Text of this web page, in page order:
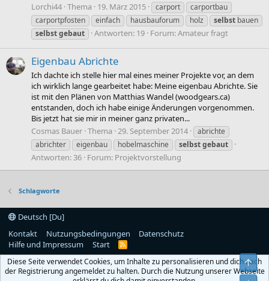
Lorchi44 Thema 19. März 2015 carport
carportbau
carportpfosten
einfach hausbauforum holz selbst bauen
selbstgebaut Antworten: 19 Forum:Amateur fragt
Eigenbau Abrichte
Ich dachte ich stelle hier mal eines meiner Projekte vor, an dem
ich wirklich lange gearbeitet habe: Meine eigenbau Abrichte. Sie
ist mit den Plänen von Matthias Wandel (woodgears.ca)
entstanden, doch ich habe einige Änderungen vorgenommen.
Bis jetzt hat sie mir in meiner ganz privaten...
Cosmas Bauer Thema 29. September 2014
abrichte
abrichter
eigenbau hobelmaschine selbstgebaut
Antworten: 36 Forum: Projektvorstellung
Schlagworte
Deutsch [Du]
Kontakt
Nutzungsbedingungen
Datenschutz
Hilfe und Impressum
Start
R
S
Diese Seite verwendet Cookies, um Inhalte zu personalisieren und dich nach
der Registrierung angemeldet zu halten. Durch die Nutzung unserer Webseite